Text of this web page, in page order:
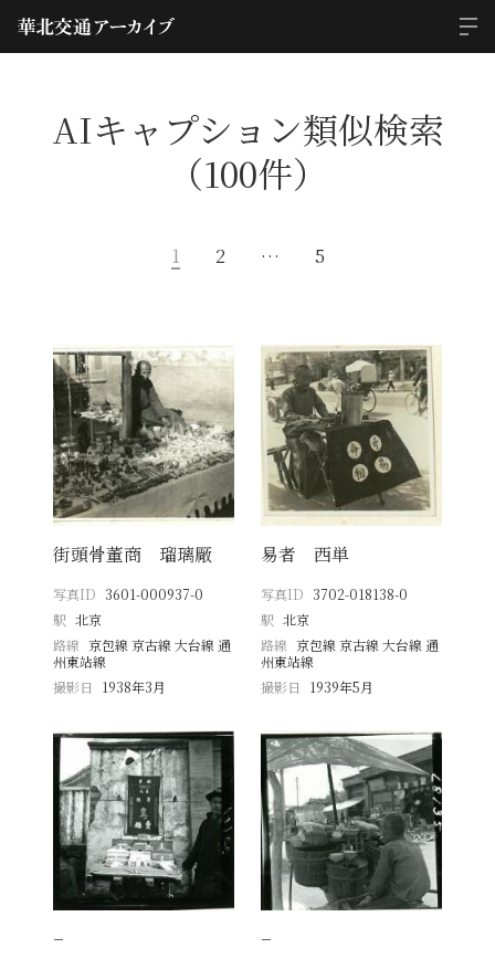
AIキャプション類似検索
（100件）
1 2 … 5
街頭骨董商 瑠璃厰
写真ID 3601-000937-0
駅 北京
路線 京包線 京古線 大台線 通
州東站線
撮影日
1938年3月
易者 西単
写真ID 3702-018138-0
駅 北京
路線 京包線 京古線 大台線 通
州東站線
撮影日
1939年5月
− −